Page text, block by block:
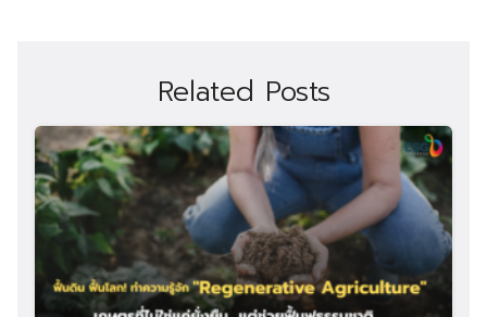
Related Posts